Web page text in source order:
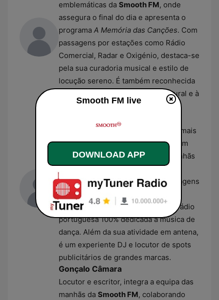
emblemáticas da Smooth FM, onde
assegura o final do dia e apresenta o
programa A Memória das Canções. Com
passagens por estações como Rádio
Comercial, Radar e Oxigénio, destaca-se
pela sua curadoria musical e estilo de
locução sereno. É também reconhecida
pela sua ligação à divulgação cultural e à
cena musical de Lisboa.
Reconhecido como uma das vozes mais
icónicas da rádio e da publicidade em
Portugal, João Vaz comanda as manhãs
daSmooth FM. Com uma carreira
iniciada na Rádio Comercial e passagens
pela M80, foi também um dos
fundadores da MIX FM, a primeira rádio
portuguesa 100% dedicada à música de
dança. Além da sua atividade em antena,
é um experiente DJ e locutor de spots
publicitários de grandes marcas.
Gonçalo Câmara
Locutor e escritor, integra a equipa das
manhãs da Smooth FM, colaborando
Smooth FM live
DOWNLOAD APP